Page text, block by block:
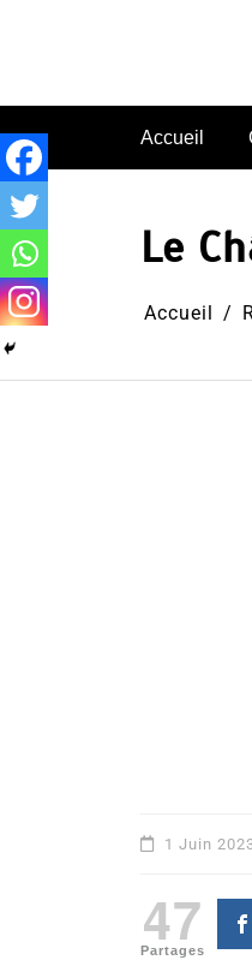
Accueil
Le
Accueil
1 Juin
47
Partages